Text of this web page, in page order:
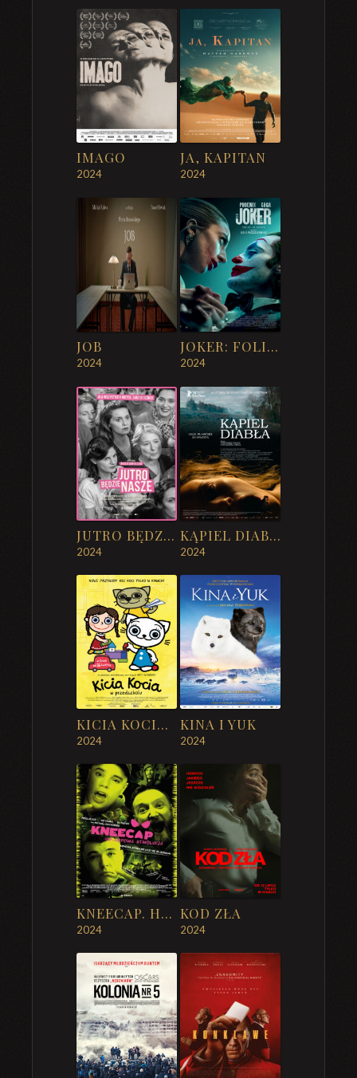
IMAGO
2024
JA, KAPITAN
2024
JOB
2024
JOKER: FOLIE À DEUX
2024
JUTRO BĘDZIE NASZE
2024
KĄPIEL DIABŁA
2024
KICIA KOCIA W PRZEDSZKOLU
2024
KINA I YUK
2024
KNEECAP. HIP-HOPOWA REWOLUCJA
2024
KOD ZŁA
2024